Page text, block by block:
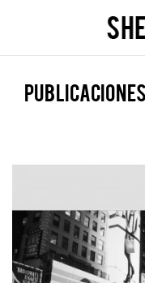
Publicaciones